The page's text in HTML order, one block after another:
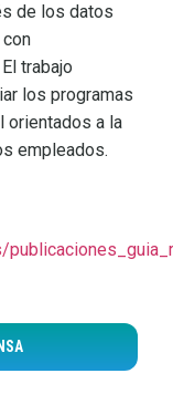
de los datos
trabajo
los programas
orientados a la
empleados.